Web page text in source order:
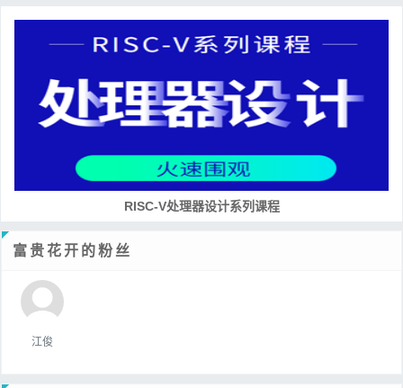
RISC-V处理器设计系列课程
富贵花开的粉丝
江俊